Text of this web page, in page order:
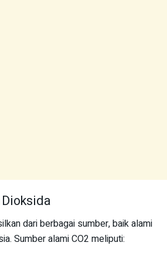
dari berbagai sumber, baik alami
Sumber alami CO2 meliputi: